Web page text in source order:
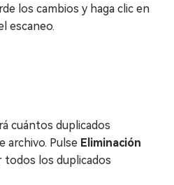
los cambios y haga clic en
escaneo.
cuántos duplicados
archivo. Pulse Eliminación
todos los duplicados